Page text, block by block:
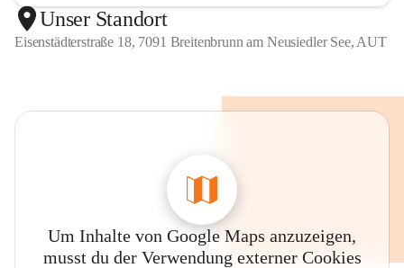
Unser Standort
Eisenstädterstraße 18, 7091 Breitenbrunn am Neusiedler See, AUT
Um Inhalte von Google Maps anzuzeigen,
musst du der Verwendung externer Cookies